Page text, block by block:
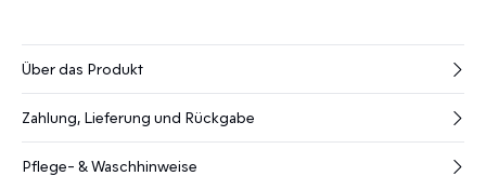
Über das Produkt
Zahlung, Lieferung und Rückgabe
Pflege- & Waschhinweise